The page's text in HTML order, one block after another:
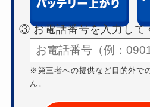
③ お電話番号を入力して
※第三者への提供など目的外で
ん。